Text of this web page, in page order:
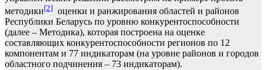
методики[2] оценки и ранжирования областей и районов
Республики Беларусь по уровню конкурентоспособности
(далее – Методика), которая построена на оценке
составляющих конкурентоспособности регионов по 12
компонентам и 77 индикаторам (на уровне районов и городов
областного подчинения – 73 индикаторам).